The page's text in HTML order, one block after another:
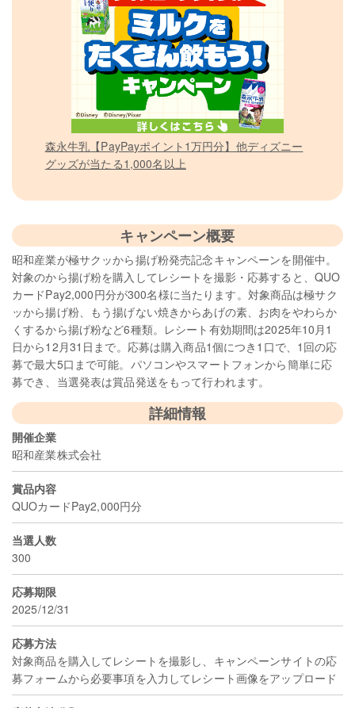
森永牛乳【PayPayポイント1万円分】他ディズニー
グッズが当たる1,000名以上
キャンペーン概要
昭和産業が極サクッから揚げ粉発売記念キャンペーンを開催中。
対象のから揚げ粉を購入してレシートを撮影・応募すると、QUO
カードPay2,000円分が300名様に当たります。対象商品は極サク
ッから揚げ粉、もう揚げない焼きからあげの素、お肉をやわらか
くするから揚げ粉など6種類。レシート有効期間は2025年10月1
日から12月31日まで。応募は購入商品1個につき1口で、1回の応
募で最大5口まで可能。パソコンやスマートフォンから簡単に応
募でき、当選発表は賞品発送をもって行われます。
詳細情報
開催企業
昭和産業株式会社
賞品内容
QUOカードPay2,000円分
当選人数
300
応募期限
2025/12/31
応募方法
対象商品を購入してレシートを撮影し、キャンペーンサイトの応
募フォームから必要事項を入力してレシート画像をアップロード